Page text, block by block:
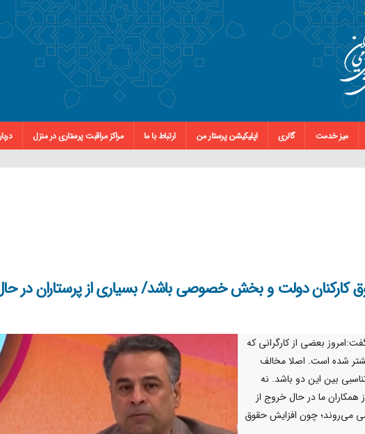
میز خدمت گالری اپلیکیشن پرستار من ارتباط با ما مراکز مراقبت پرستاری در منزل
کارکنان دولت و بخش خصوصی باشد/ بسیاری از پرستاران در
بعضی از کارگرانی که
شده است. اصلا مخالف
بین این دو باشد. نه
همکاران ما در حال خروج از
چون افزایش حقوق